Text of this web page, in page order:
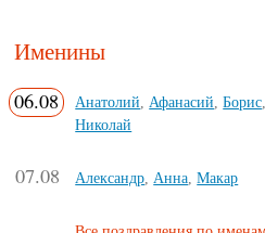
Именины
06.08 Анатолий,Афанасий,Борис
Николай
07.08 Александр,Анна,Макар